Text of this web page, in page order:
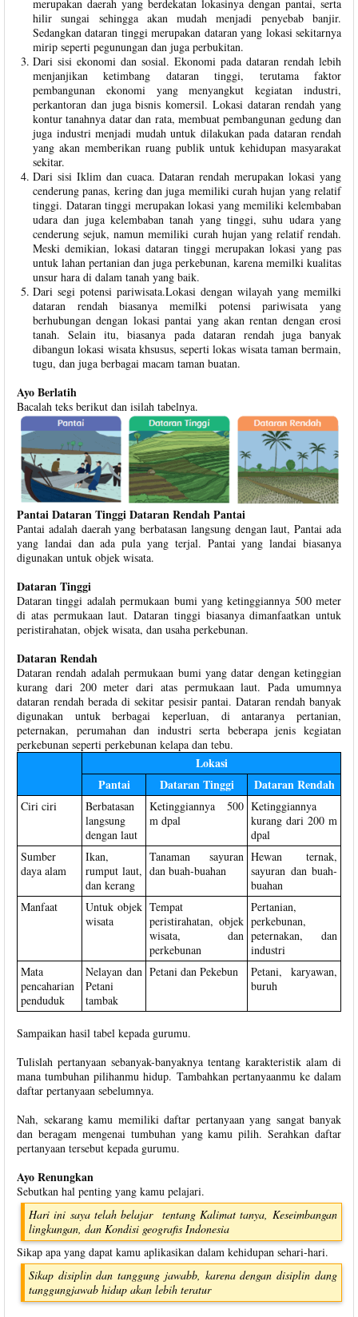
merupakan daerah yang berdekatan lokasinya dengan pantai, serta
hilir sungai sehingga akan mudah menjadi penyebab banjir.
Sedangkan dataran tinggi merupakan dataran yang lokasi sekitarnya
mirip seperti pegunungan dan juga perbukitan.
Dari sisi ekonomi dan sosial. Ekonomi pada dataran rendah lebih
menjanjikan ketimbang dataran tinggi, terutama faktor
pembangunan ekonomi yang menyangkut kegiatan industri,
perkantoran dan juga bisnis komersil. Lokasi dataran rendah yang
kontur tanahnya datar dan rata, membuat pembangunan gedung dan
juga industri menjadi mudah untuk dilakukan pada dataran rendah
yang akan memberikan ruang publik untuk kehidupan masyarakat
sekitar.
Dari sisi Iklim dan cuaca. Dataran rendah merupakan lokasi yang
cenderung panas, kering dan juga memiliki curah hujan yang relatif
tinggi. Dataran tinggi merupakan lokasi yang memiliki kelembaban
udara dan juga kelembaban tanah yang tinggi, suhu udara yang
cenderung sejuk, namun memiliki curah hujan yang relatif rendah.
Meski demikian, lokasi dataran tinggi merupakan lokasi yang pas
untuk lahan pertanian dan juga perkebunan, karena memilki kualitas
unsur hara di dalam tanah yang baik.
Dari segi potensi pariwisata.Lokasi dengan wilayah yang memilki
dataran rendah biasanya memilki potensi pariwisata yang
berhubungan dengan lokasi pantai yang akan rentan dengan erosi
tanah. Selain itu, biasanya pada dataran rendah juga banyak
dibangun lokasi wisata khsusus, seperti lokas wisata taman bermain,
tugu, dan juga berbagai macam taman buatan.
Ayo Berlatih
Bacalah teks berikut dan isilah tabelnya.
Pantai Dataran Tinggi Dataran Rendah Pantai
Pantai adalah daerah yang berbatasan langsung dengan laut, Pantai ada
yang landai dan ada pula yang terjal. Pantai yang landai biasanya
digunakan untuk objek wisata.
Dataran Tinggi
Dataran tinggi adalah permukaan bumi yang ketinggiannya 500 meter
di atas permukaan laut. Dataran tinggi biasanya dimanfaatkan untuk
peristirahatan, objek wisata, dan usaha perkebunan.
Dataran Rendah
Dataran rendah adalah permukaan bumi yang datar dengan ketinggian
kurang dari 200 meter dari atas permukaan laut. Pada umumnya
dataran rendah berada di sekitar pesisir pantai. Dataran rendah banyak
digunakan untuk berbagai keperluan, di antaranya pertanian,
peternakan, perumahan dan industri serta beberapa jenis kegiatan
perkebunan seperti perkebunan kelapa dan tebu.
Lokasi
Pantai
Dataran Tinggi Dataran Rendah
Ciri ciri
Berbatasan
langsung
dengan laut
Ketinggiannya 500
m dpal
Ketinggiannya
kurang dari 200 m
dpal
Sumber
daya alam
Ikan,
rumput laut,
dan kerang
Tanaman sayuran
dan buah-buahan
Hewan ternak,
sayuran dan buah-
buahan
Manfaat
Untuk objek
wisata
Tempat
peristirahatan, objek
wisata, dan
perkebunan
Pertanian,
perkebunan,
peternakan, dan
industri
Mata
pencaharian
penduduk
Nelayan dan
Petani
tambak
Petani dan Pekebun
Petani, karyawan,
buruh
Sampaikan hasil tabel kepada gurumu.
Tulislah pertanyaan sebanyak-banyaknya tentang karakteristik alam di
mana tumbuhan pilihanmu hidup. Tambahkan pertanyaanmu ke dalam
daftar pertanyaan sebelumnya.
Nah, sekarang kamu memiliki daftar pertanyaan yang sangat banyak
dan beragam mengenai tumbuhan yang kamu pilih. Serahkan daftar
pertanyaan tersebut kepada gurumu.
Ayo Renungkan
Sebutkan hal penting yang kamu pelajari.
Hari ini saya telah belajar tentang Kalimat tanya, Keseimbangan
lingkungan, dan Kondisi geografis Indonesia
Sikap apa yang dapat kamu aplikasikan dalam kehidupan sehari-hari.
Sikap disiplin dan tanggung jawabb, karena dengan disiplin dang
tanggungjawab hidup akan lebih teratur